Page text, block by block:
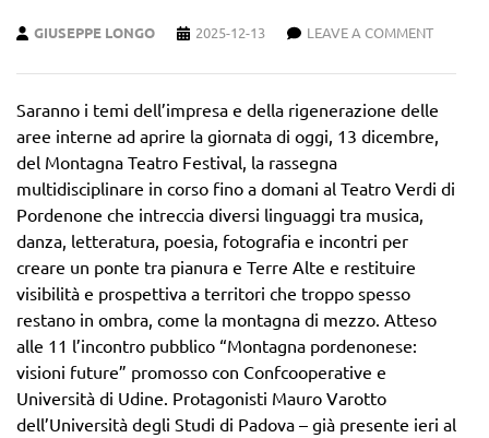
GIUSEPPE LONGO 2025-12-13 LEAVE A COMMENT
Saranno i temi dell’impresa e della rigenerazione delle
aree interne ad aprire la giornata di oggi, 13 dicembre,
del Montagna Teatro Festival, la rassegna
multidisciplinare in corso fino a domani al Teatro Verdi di
Pordenone che intreccia diversi linguaggi tra musica,
danza, letteratura, poesia, fotografia e incontri per
creare un ponte tra pianura e Terre Alte e restituire
visibilità e prospettiva a territori che troppo spesso
restano in ombra, come la montagna di mezzo. Atteso
alle 11 l’incontro pubblico “Montagna pordenonese:
visioni future” promosso con Confcooperative e
Università di Udine. Protagonisti Mauro Varotto
dell’Università degli Studi di Padova – già presente ieri al